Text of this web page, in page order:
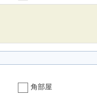
角部屋